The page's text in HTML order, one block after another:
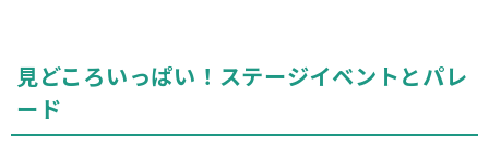
見どころいっぱい！ステージイベントとパレ
ード